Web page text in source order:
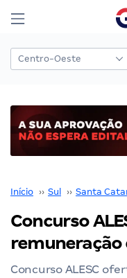
Início ›› Sul ›› Santa
Concurso
remuneração
Concurso ALESC